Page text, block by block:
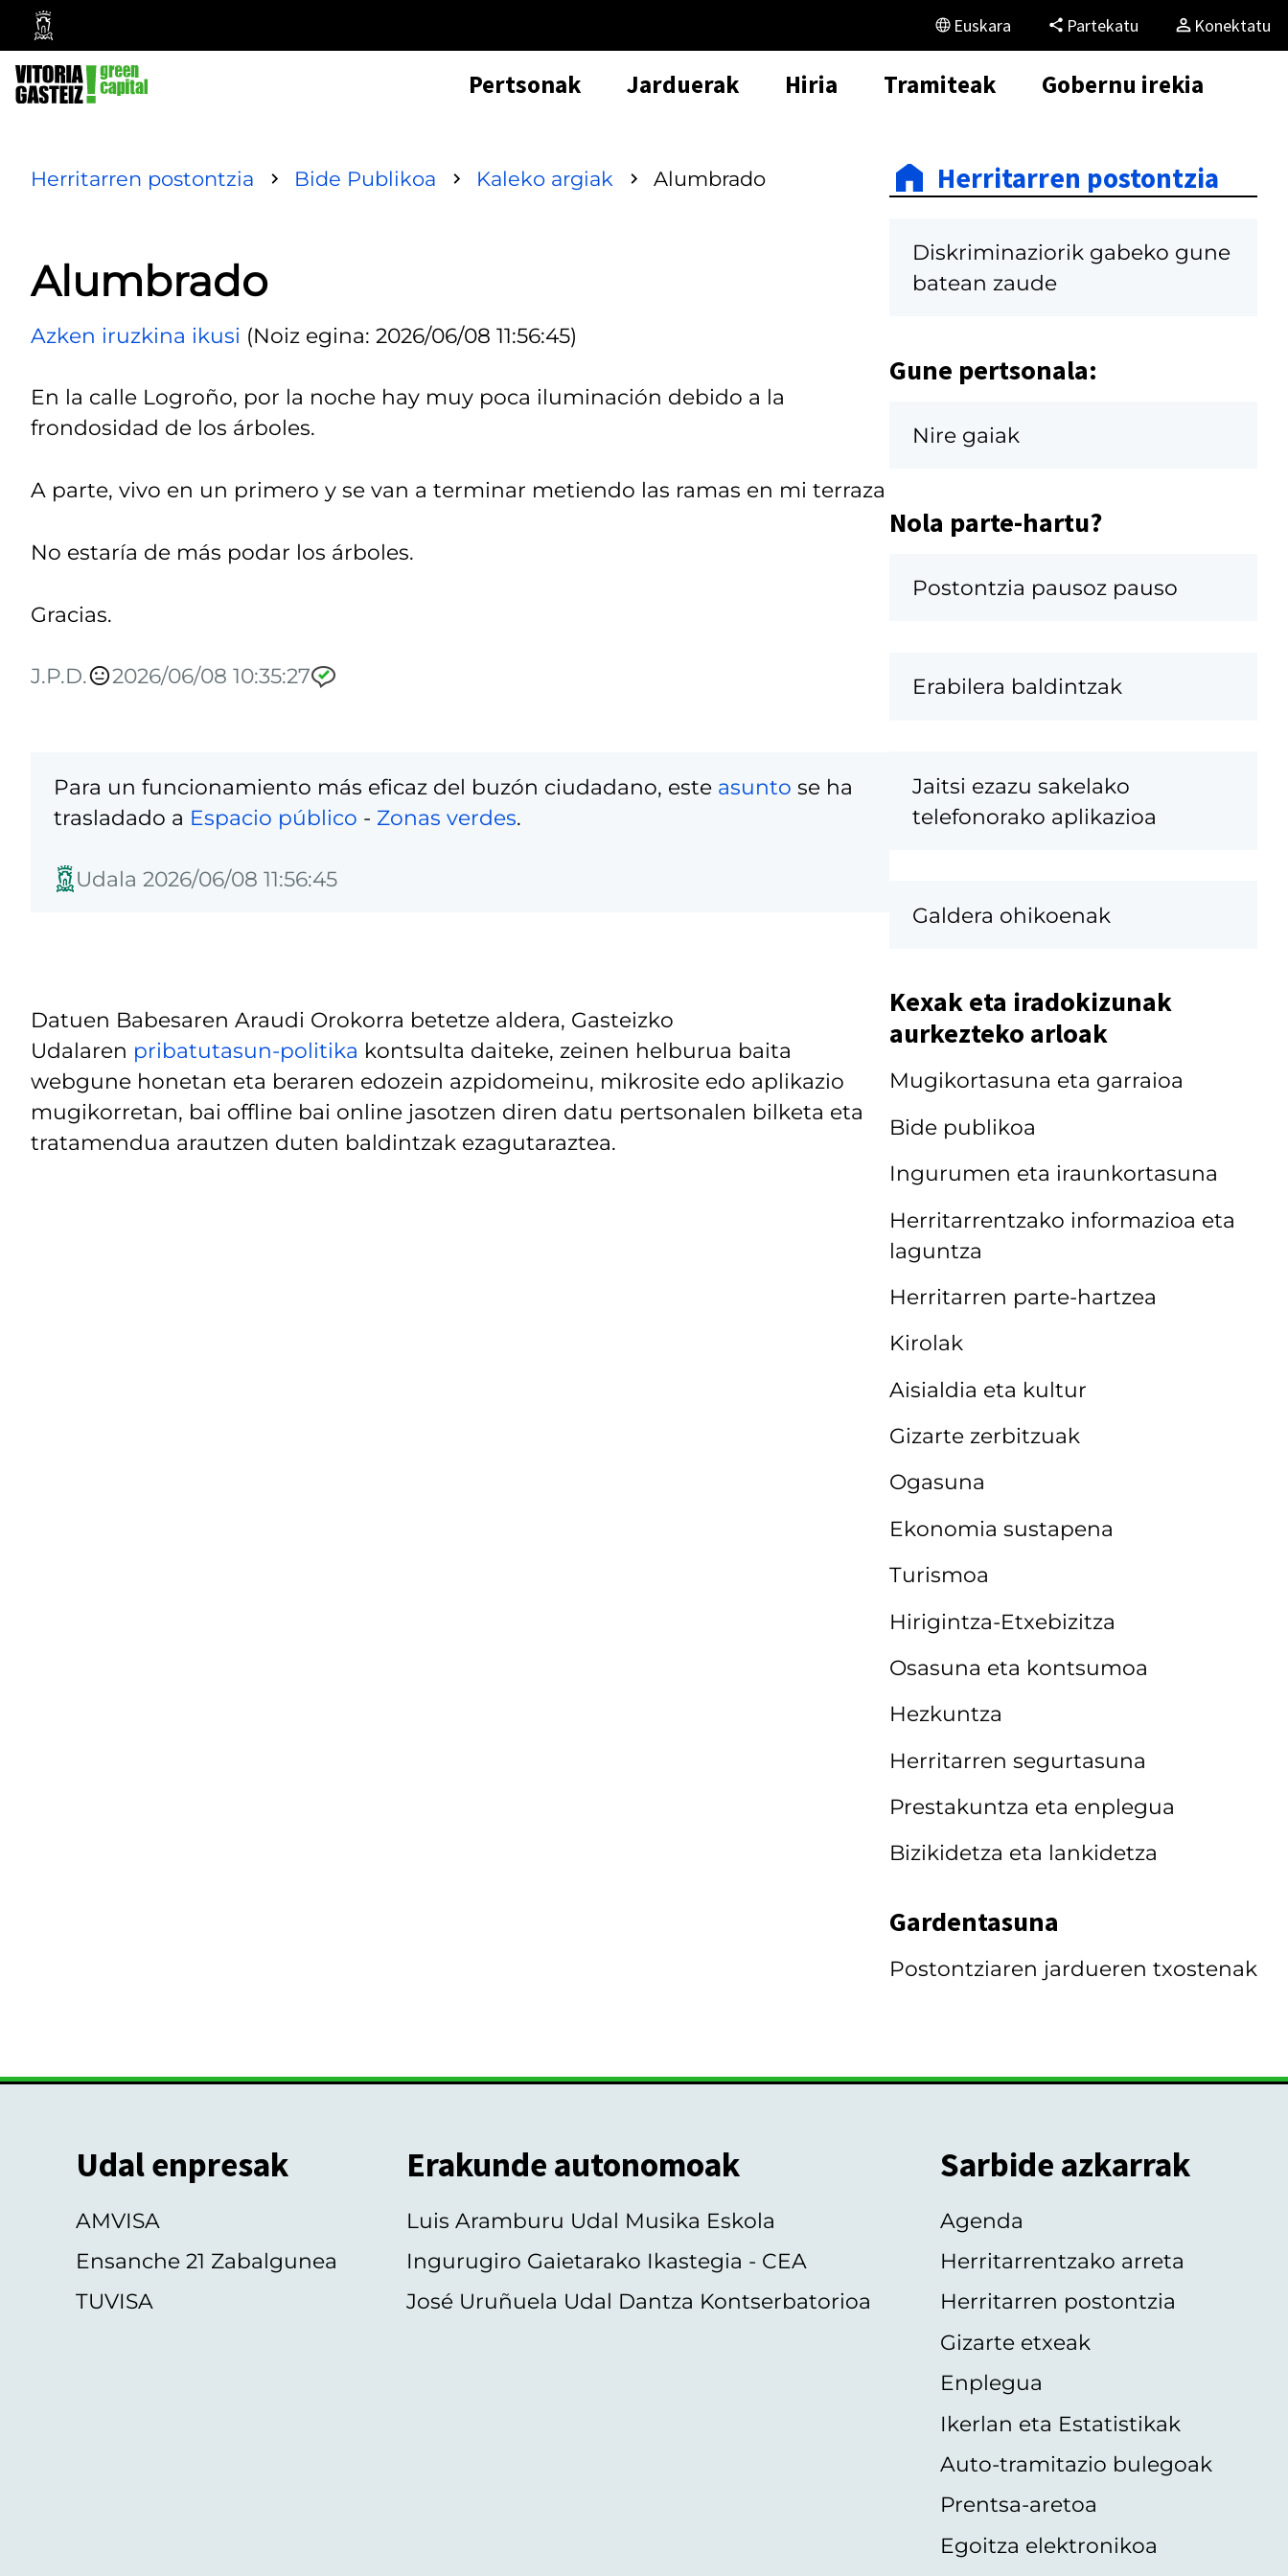
Vitoria-
Gasteizko
Udala
Euskara Partekatu Konektatu
Pertsonak Jarduerak Hiria Tramiteak Gobernu irekia
Herritarren postontzia Bide Publikoa Kaleko argiak Alumbrado
Alumbrado
Azken iruzkina ikusi (Noiz egina: 2026/06/08 11:56:45)
En la calle Logroño, por la noche hay muy poca iluminación debido a la
frondosidad de los árboles.
A parte, vivo en un primero y se van a terminar metiendo las ramas en mi terraza
No estaría de más podar los árboles.
Gracias.
J.P.D. 2026/06/08 10:35:27
Para un funcionamiento más eficaz del buzón ciudadano, este asunto se ha
trasladado a Espacio público - Zonas verdes.
Udala 2026/06/08 11:56:45
Datuen Babesaren Araudi Orokorra betetze aldera, Gasteizko
Udalaren pribatutasun-politika kontsulta daiteke, zeinen helburua baita
webgune honetan eta beraren edozein azpidomeinu, mikrosite edo aplikazio
mugikorretan, bai offline bai online jasotzen diren datu pertsonalen bilketa eta
tratamendua arautzen duten baldintzak ezagutaraztea.
Herritarren postontzia
Diskriminaziorik gabeko gune
batean zaude
Gune pertsonala:
Nire gaiak
Nola parte-hartu?
Postontzia pausoz pauso
Erabilera baldintzak
Jaitsi ezazu sakelako
telefonorako aplikazioa
Galdera ohikoenak
Kexak eta iradokizunak
aurkezteko arloak
Mugikortasuna eta garraioa
Bide publikoa
Ingurumen eta iraunkortasuna
Herritarrentzako informazioa eta
laguntza
Herritarren parte-hartzea
Kirolak
Aisialdia eta kultur
Gizarte zerbitzuak
Ogasuna
Ekonomia sustapena
Turismoa
Hirigintza-Etxebizitza
Osasuna eta kontsumoa
Hezkuntza
Herritarren segurtasuna
Prestakuntza eta enplegua
Bizikidetza eta lankidetza
Gardentasuna
Postontziaren jardueren txostenak
Udal enpresak
AMVISA
Ensanche 21 Zabalgunea
TUVISA
Erakunde autonomoak
Luis Aramburu Udal Musika Eskola
Ingurugiro Gaietarako Ikastegia - CEA
José Uruñuela Udal Dantza Kontserbatorioa
Sarbide azkarrak
Agenda
Herritarrentzako arreta
Herritarren postontzia
Gizarte etxeak
Enplegua
Ikerlan eta Estatistikak
Auto-tramitazio bulegoak
Prentsa-aretoa
Egoitza elektronikoa